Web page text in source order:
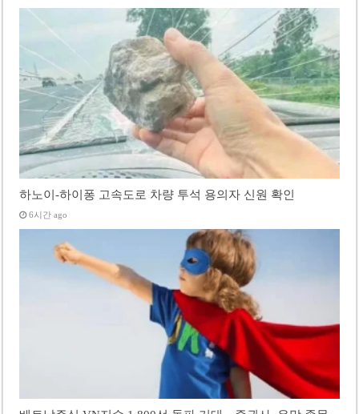
하노이-하이퐁 고속도로 차량 투석 용의자 신원 확인
6시간 ago